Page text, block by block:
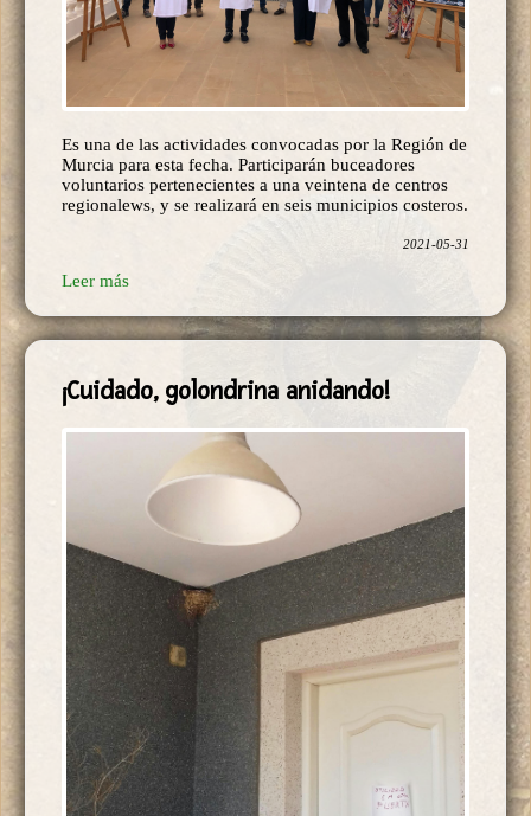
Es una de las actividades convocadas por la Región de
Murcia para esta fecha. Participarán buceadores
voluntarios pertenecientes a una veintena de centros
regionalews, y se realizará en seis municipios costeros.
2021-05-31
Leer más
¡Cuidado, golondrina anidando!